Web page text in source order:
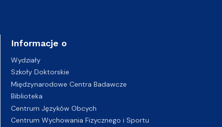
Informacje o
Wydziały
Szkoły Doktorskie
Międzynarodowe Centra Badawcze
Biblioteka
Centrum Języków Obcych
Centrum Wychowania Fizycznego i Sportu